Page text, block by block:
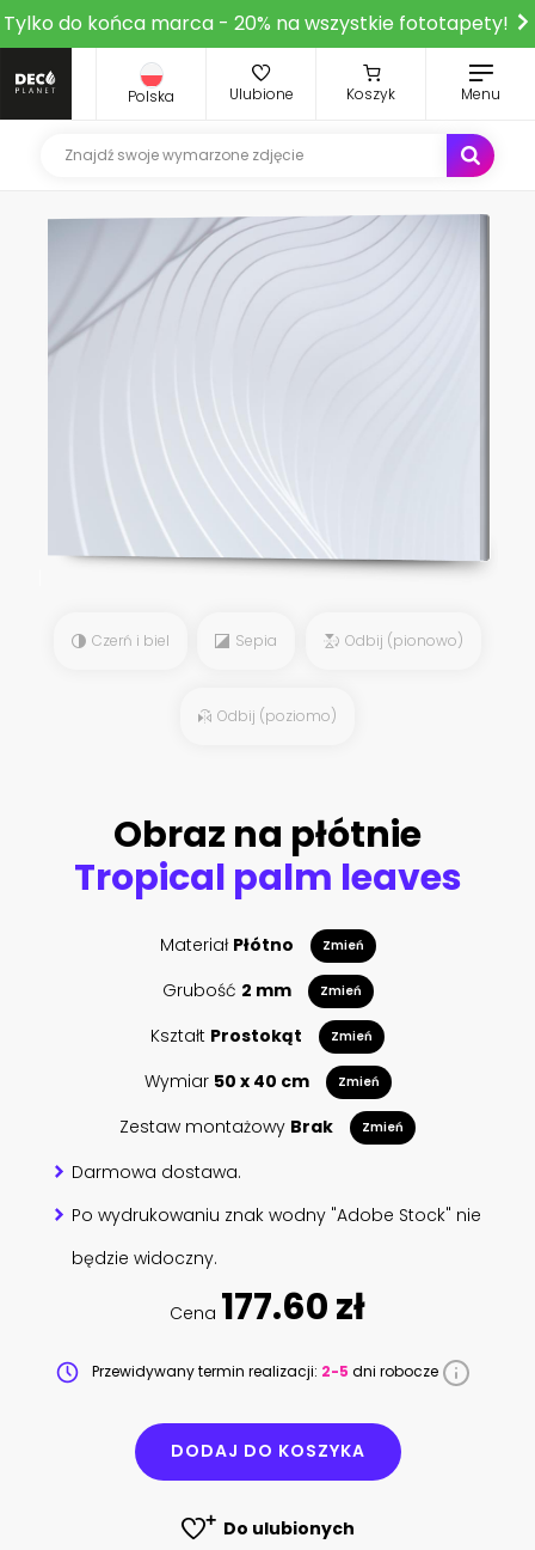
Tylko do końca marca - 20% na wszystkie fototapety!
Polska Ulubione Koszyk Menu
Czerń i biel Sepia Odbij (pionowo)
Odbij (poziomo)
Obraz na płótnie
Tropical palm leaves
Materiał Płótno Zmień
Grubość 2 mm Zmień
Kształt Prostokąt Zmień
Wymiar 50 x 40 cm Zmień
Zestaw montażowy Brak Zmień
Darmowa dostawa.
Po wydrukowaniu znak wodny "Adobe Stock" nie
będzie widoczny.
Cena 177.60 zł
Przewidywany termin realizacji: 2-5 dni robocze
DODAJ DO KOSZYKA
Do ulubionych